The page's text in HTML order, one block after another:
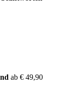
ab € 49,90